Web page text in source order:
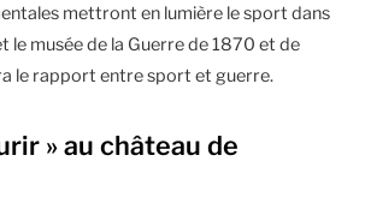
mettront en lumière le sport dans
le musée de la Guerre de 1870 et de
le rapport entre sport et guerre.
» au château de